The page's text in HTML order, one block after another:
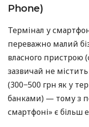
Phone)
Термінал у
переважно малий
власного пристрою
зазвичай не
(300−500 грн як у
банками) — тому з
смартфоні» є більш